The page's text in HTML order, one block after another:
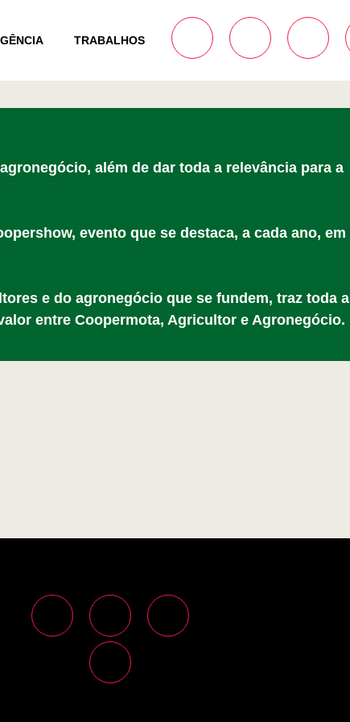
TRABALHOS
além de dar toda a relevância para a
evento que se destaca, a cada ano, em
e do agronegócio que se fundem, traz toda a
entre Coopermota, Agricultor e Agronegócio.